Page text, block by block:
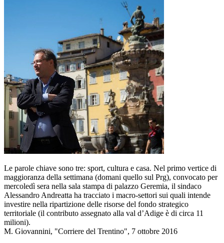
Le parole chiave sono tre: sport, cultura e casa. Nel primo vertice di
maggioranza della settimana (domani quello sul Prg), convocato per
mercoledì sera nella sala stampa di palazzo Geremia, il sindaco
Alessandro Andreatta ha tracciato i macro-settori sui quali intende
investire nella ripartizione delle risorse del fondo strategico
territoriale (il contributo assegnato alla val d’Adige è di circa 11
milioni).
M. Giovannini, "Corriere del Trentino", 7 ottobre 2016